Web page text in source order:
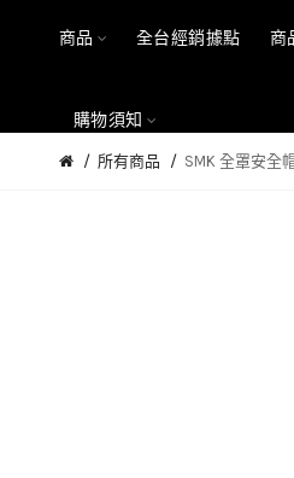
商品 全台經銷據點 商
購物須知
所有商品 SMK 全罩安全